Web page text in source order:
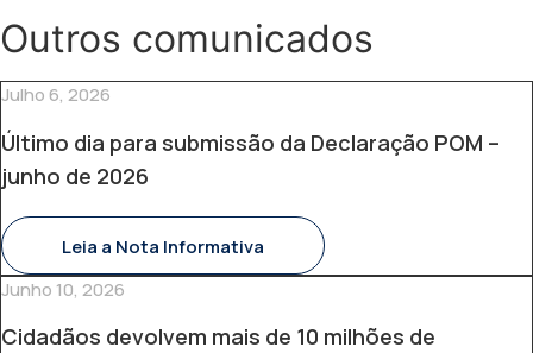
Outros comunicados
Julho 6, 2026
Último dia para submissão da Declaração POM –
junho de 2026
Leia a Nota Informativa
Junho 10, 2026
Cidadãos devolvem mais de 10 milhões de